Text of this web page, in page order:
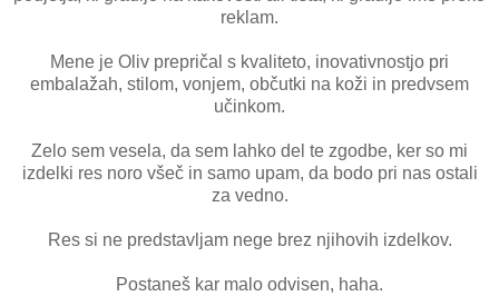
reklam.
Mene je Oliv prepričal s kvaliteto, inovativnostjo pri
embalažah, stilom, vonjem, občutki na koži in predvsem
učinkom.
Zelo sem vesela, da sem lahko del te zgodbe, ker so mi
izdelki res noro všeč in samo upam, da bodo pri nas ostali
za vedno.
Res si ne predstavljam nege brez njihovih izdelkov.
Postaneš kar malo odvisen, haha.